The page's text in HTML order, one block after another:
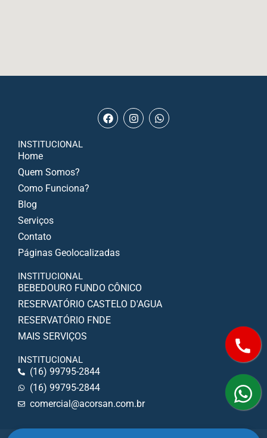
INSTITUCIONAL
Home
Quem Somos?
Como Funciona?
Blog
Serviços
Contato
Páginas Geolocalizadas
INSTITUCIONAL
BEBEDOURO FUNDO CÔNICO
RESERVATÓRIO CASTELO D'AGUA
RESERVATÓRIO FNDE
MAIS SERVIÇOS
INSTITUCIONAL
(16) 99795-2844
(16) 99795-2844
comercial@acorsan.com.br